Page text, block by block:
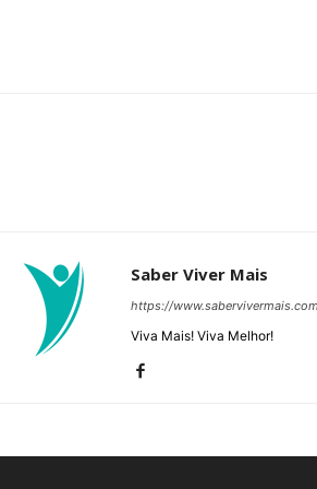
Saber Viver Mais
https://
Viva Mais! Viva Melhor!